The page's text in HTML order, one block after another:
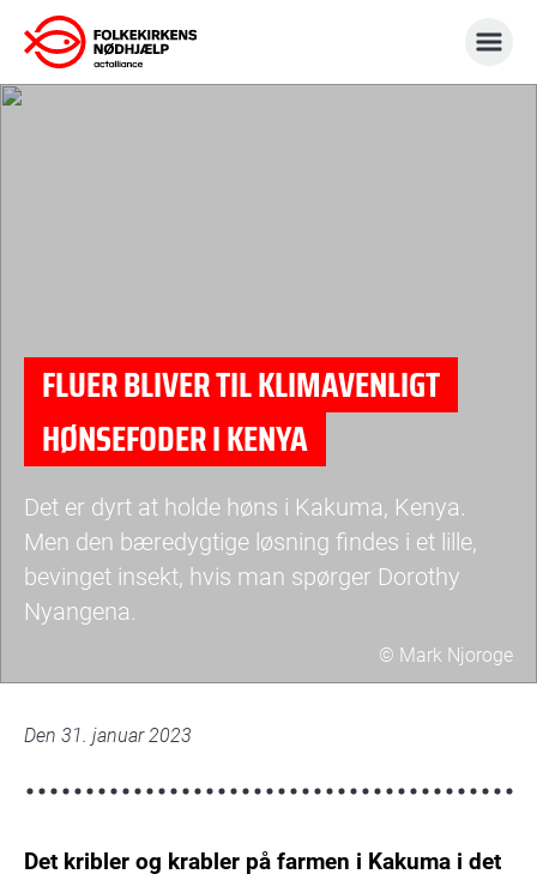
Gå
til
indhold
© Mark Njoroge
coat
and
FLUER BLIVER TIL KLIMAVENLIGT
HØNSEFODER I KENYA
Det er dyrt at holde høns i Kakuma, Kenya.
Men den bæredygtige løsning findes i et lille,
bevinget insekt, hvis man spørger Dorothy
Nyangena.
Den 31. januar 2023
Det kribler og krabler på farmen i Kakuma i det